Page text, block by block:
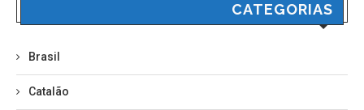
CATEGORIAS
Brasil
Catalão